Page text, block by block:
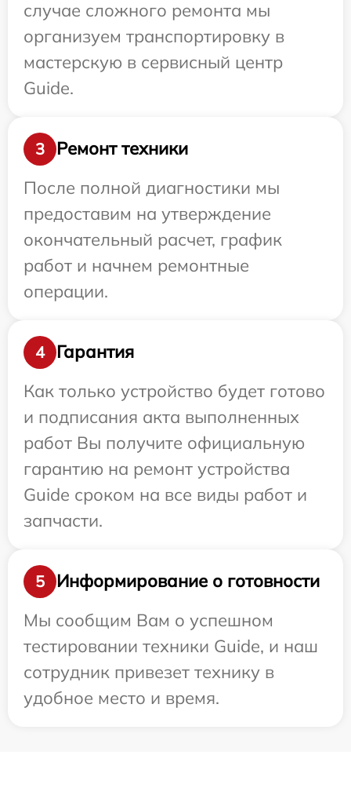
случае сложного ремонта мы
организуем транспортировку в
мастерскую в сервисный центр
Guide.
3
Ремонт техники
После полной диагностики мы
предоставим на утверждение
окончательный расчет, график
работ и начнем ремонтные
операции.
4
Гарантия
Как только устройство будет готово
и подписания акта выполненных
работ Вы получите официальную
гарантию на ремонт устройства
Guide сроком на все виды работ и
запчасти.
5
Информирование о готовности
Мы сообщим Вам о успешном
тестировании техники Guide, и наш
сотрудник привезет технику в
удобное место и время.